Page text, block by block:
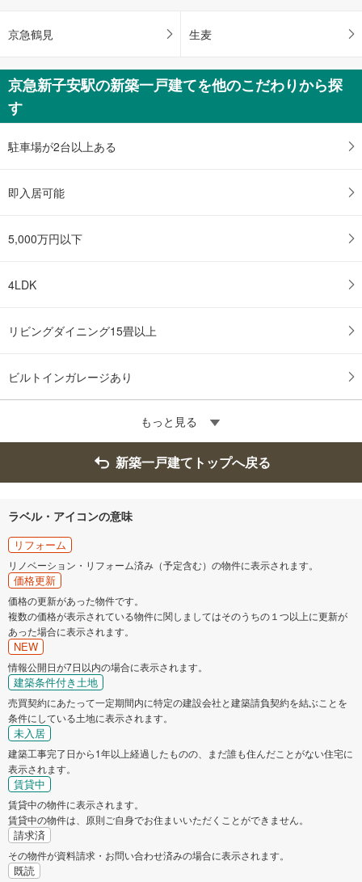
京急鶴見 生麦
京急新子安駅の新築一戸建てを他のこだわりから探
す
駐車場が2台以上ある
即入居可能
5,000万円以下
4LDK
リビングダイニング15畳以上
ビルトインガレージあり
もっと見る
新築一戸建てトップへ戻る
ラベル・アイコンの意味
リフォーム
リノベーション・リフォーム済み（予定含む）の物件に表示されます。
価格更新
価格の更新があった物件です。
複数の価格が表示されている物件に関しましてはそのうちの１つ以上に更新が
あった場合に表示されます。
NEW
情報公開日が7日以内の場合に表示されます。
建築条件付き土地
売買契約にあたって一定期間内に特定の建設会社と建築請負契約を結ぶことを
条件にしている土地に表示されます。
未入居
建築工事完了日から1年以上経過したものの、まだ誰も住んだことがない住宅に
表示されます。
賃貸中
賃貸中の物件に表示されます。
賃貸中の物件は、原則ご自身でお住まいいただくことができません。
請求済
その物件が資料請求・お問い合わせ済みの場合に表示されます。
既読